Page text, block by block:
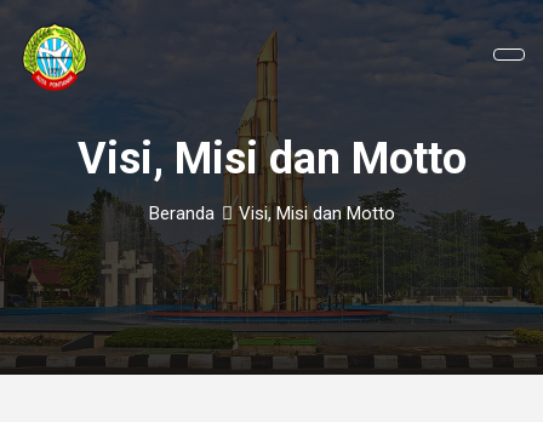
Visi, Misi dan Motto
Beranda Visi, Misi dan Motto